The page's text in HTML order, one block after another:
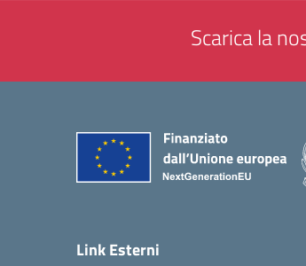
Scarica la
Link Esterni